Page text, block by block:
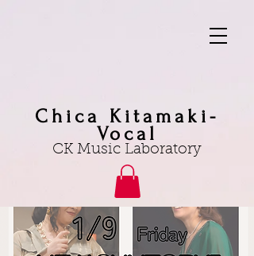
Chica Kitamaki-
Vocal
CK Music Laboratory